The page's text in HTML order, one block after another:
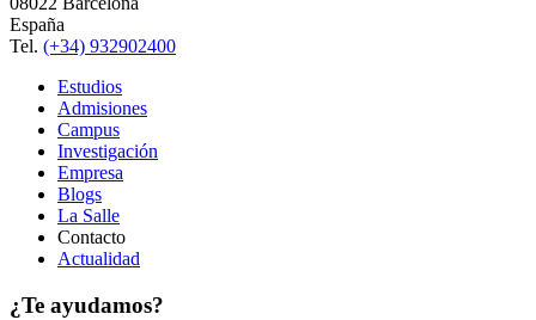
España
Tel. (+34) 932902400
Estudios
Admisiones
Campus
Investigación
Empresa
Blogs
La Salle
Contacto
Actualidad
¿Te ayudamos?